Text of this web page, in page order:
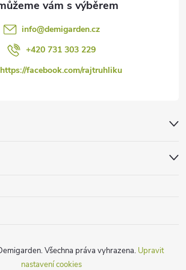
info@demigarden.cz
+420 731 303 229
https://facebook.com/rajtruhliku
. Všechna práva vyhrazena. Upravit
nastavení cookies